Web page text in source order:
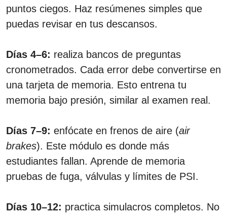
puntos ciegos. Haz resúmenes simples que
puedas revisar en tus descansos.
Días 4–6: realiza bancos de preguntas
cronometrados. Cada error debe convertirse en
una tarjeta de memoria. Esto entrena tu
memoria bajo presión, similar al examen real.
Días 7–9: enfócate en frenos de aire (air
brakes). Este módulo es donde más
estudiantes fallan. Aprende de memoria
pruebas de fuga, válvulas y límites de PSI.
Días 10–12: practica simulacros completos. No